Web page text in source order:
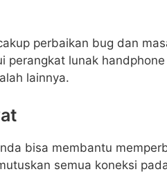
perbaikan bug dan
perangkat lunak
lainnya.
bisa membantu
semua koneksi